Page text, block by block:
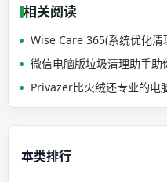
相关阅读
Wise Care 365(系统优化清
微信电脑版垃圾清理助手
Privazer比火绒还专业的电
本类排行